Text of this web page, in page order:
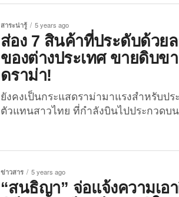
ชิลี ในชุด “นางคาด” (Woman of
เน็ตรายหนึ่งตั้งประเด็นดราม่าเกี่ยวกับสีข
สวมใส่ พร้อมถามว่า “เหมาะสมไหมกับ
ธงชาติไปเป็นรองเท้า” โดยชาวเน็ตร
ข้อความพร้อมรูปภาพลงในเฟซบุ๊กส่วนตั
“เหมาะสมไหมกับการนำลายธงชาติไปเป็
และที่สำคัญทำไมส่วนล่างสุดถึงเป็นสีน้ำ
แอบแฝงรึเปล่าแบบนี้ไม่เหมาะสมมาก...
สาระน่ารู้ 5 years ago
ส่อง 7 สินค้าที่ประดับด้วย
ของต่างประเทศ ขายดิบข
ดราม่า!
ยังคงเป็นกระแสดราม่ามาแรงสำหรับปร
ตัวแทนสาวไทย ที่กำลังบินไปประกวดบน
Miss Universe Thailand ที่เป็นภาพขอ
อยู่บนภาพ CG ลายธงชาติไทย จนเกิดปร
วิจารณ์ถึงความเหมาะสมของการให้นา
ข่าวสาร 5 years ago
“สนธิญา” จ่อแจ้งความเอ